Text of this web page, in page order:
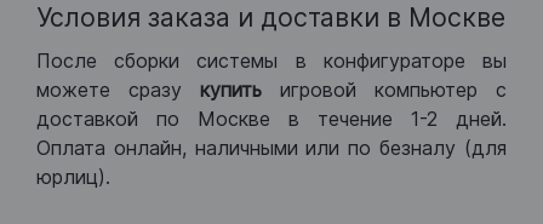
Условия заказа и доставки в Москве
После сборки системы в конфигураторе вы
можете сразу купить игровой компьютер с
доставкой по Москве в течение 1-2 дней.
Оплата онлайн, наличными или по безналу (для
юрлиц).